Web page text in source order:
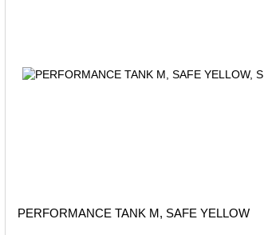
PERFORMANCE TANK M, SAFE YELLOW